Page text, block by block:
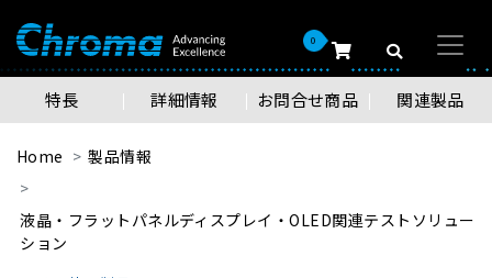
0
特長 詳細情報 お問合せ商品 関連製品
Home 製品情報
液晶・フラットパネルディスプレイ・OLED関連テストソリュー
ション